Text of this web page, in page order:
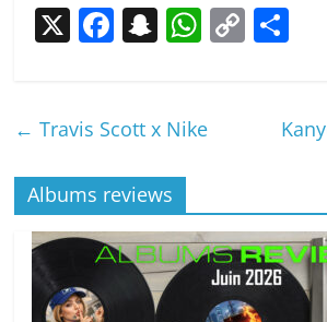
X F
e
b
o
o
k
S
p
c
h
at
W
s
p
C
k
g
← Travis Scott x Nike
Albums reviews